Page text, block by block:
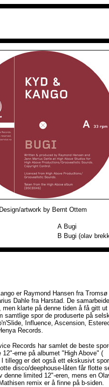
Design/artwork by Bernt Ottem
A Bugi
B Bugi (olav
er Raymond Hansen fra Tromsø
Dahle fra Harstad. De
men klarte på denne tiden å få gitt
samtlige spor de produserte på
Influence, Ascension,
Records.
Records har samlet de beste
12"-erne på albumet "High Above" (
I tillegg er det også ett ekskusivt
disco/deephouse-låten får flotte
denne limited 12"-eren, mens en
remix er å finne på b-siden.